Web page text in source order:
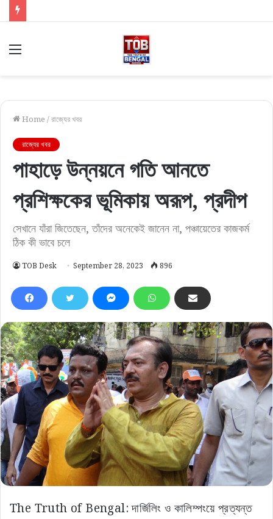
Menu
Home /রাজ্যের খবর
রাজ্যের খবর
পাহাড়ে উন্নয়নে গতি আনতে
প্রশিক্ষকের ভূমিকায় অরূপ, প্রদীপ
সেখানে যাঁরা জিতেছেন, তাঁদের অনেকেই জানেন না, পঞ্চায়েতের কাজকর্ম
ঠিক কী ভাবে চলে
TOB Desk September 28, 2023 896
The Truth of Bengal: দার্জিলিং ও কালিম্পংয়ে প্রত্যন্ত